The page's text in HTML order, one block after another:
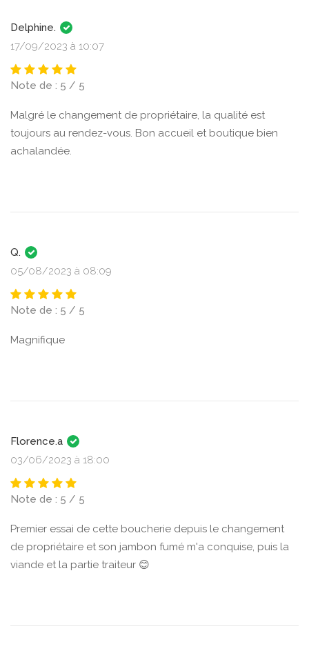
Delphine.
17/09/2023 à 10:07
Note de : 5 / 5
Malgré le changement de propriétaire, la qualité est
toujours au rendez-vous. Bon accueil et boutique bien
achalandée.
Q.
05/08/2023 à 08:09
Note de : 5 / 5
Magnifique
Florence.a
03/06/2023 à 18:00
Note de : 5 / 5
Premier essai de cette boucherie depuis le changement
de propriétaire et son jambon fumé m'a conquise, puis la
viande et la partie traiteur 😊